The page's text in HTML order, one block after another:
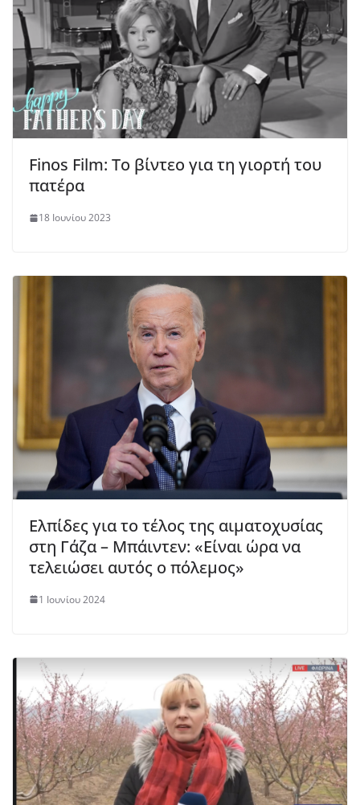
Finos Film: Το βίντεο για τη γιορτή του
πατέρα
18 Ιουνίου 2023
Ελπίδες για το τέλος της αιματοχυσίας
στη Γάζα – Μπάιντεν: «Είναι ώρα να
τελειώσει αυτός ο πόλεμος»
1 Ιουνίου 2024